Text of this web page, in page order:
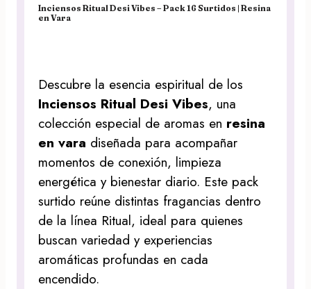
Inciensos Ritual Desi Vibes – Pack 16 Surtidos | Resina
en Vara
Descubre la esencia espiritual de los
Inciensos Ritual Desi Vibes, una
colección especial de aromas en resina
en vara diseñada para acompañar
momentos de conexión, limpieza
energética y bienestar diario. Este pack
surtido reúne distintas fragancias dentro
de la línea Ritual, ideal para quienes
buscan variedad y experiencias
aromáticas profundas en cada
encendido.